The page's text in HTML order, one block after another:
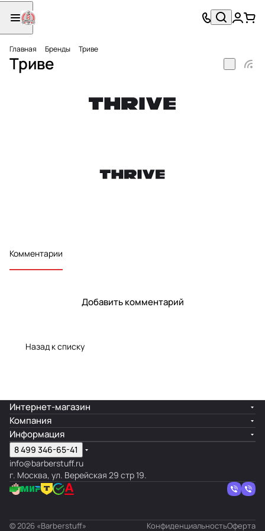
Главная Бренды Триве
Триве
Комментарии
Добавить комментарий
Назад к списку
Интернет-магазин
Компания
Информация
8 499 346-65-41
info@barberstuff.ru
г. Москва, ул. Верейская 29 стр 19.
© 2026 «Barberstuff» КонфиденциальностьОферта